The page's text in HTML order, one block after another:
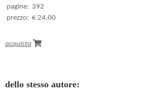
pagine: 392
prezzo: € 24,00
acquista
dello stesso autore: